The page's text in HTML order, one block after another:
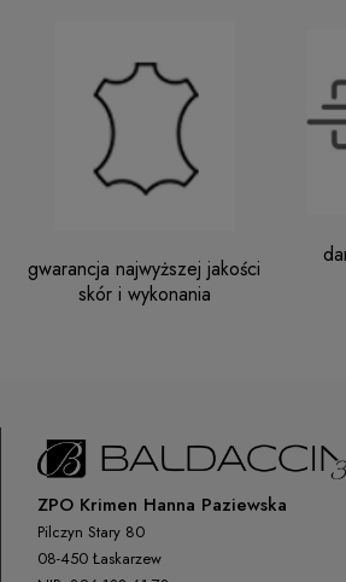
gwarancja najwyższej jakości
skór i wykonania
ZPO Krimen Hanna Paziewska
Pilczyn Stary 80
08-450 Łaskarzew